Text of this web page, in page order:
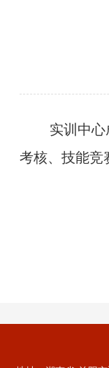
实训中
考核、技能竞